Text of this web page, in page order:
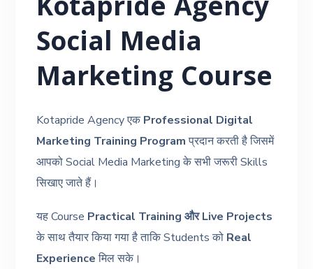
Kotapride Agency
Social Media
Marketing Course
Kotapride Agency एक Professional Digital
Marketing Training Programप्रदान करती है जिसमें
आपको Social Media Marketing के सभी जरूरी Skills
सिखाए जाते हैं।
यह Course Practical Training और Live Projects
के साथ तैयार किया गया है ताकि Students को Real
Experienceमिल सके।